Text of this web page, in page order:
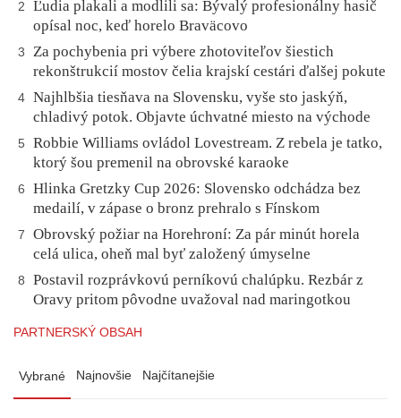
2
Ľudia plakali a modlili sa: Bývalý profesionálny hasič
opísal noc, keď horelo Braväcovo
3
Za pochybenia pri výbere zhotoviteľov šiestich
rekonštrukcií mostov čelia krajskí cestári ďalšej pokute
4 Najhlbšia tiesňava na Slovensku, vyše sto jaskýň,
chladivý potok. Objavte úchvatné miesto na východe
5
Robbie Williams ovládol Lovestream. Z rebela je tatko,
ktorý šou premenil na obrovské karaoke
6
Hlinka Gretzky Cup 2026: Slovensko odchádza bez
medailí, v zápase o bronz prehralo s Fínskom
7
Obrovský požiar na Horehroní: Za pár minút horela
celá ulica, oheň mal byť založený úmyselne
8
Postavil rozprávkovú perníkovú chalúpku. Rezbár z
Oravy pritom pôvodne uvažoval nad maringotkou
PARTNERSKÝ OBSAH
Vybrané Najnovšie Najčítanejšie